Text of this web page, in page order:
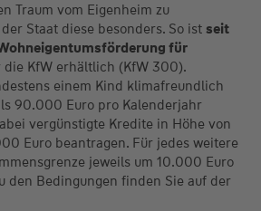
Traum vom Eigenheim zu
Staat diese besonders. So ist seit
für
KfW erhältlich (KfW 300).
einem Kind klimafreundlich
90.000 Euro pro Kalenderjahr
vergünstigte Kredite in Höhe von
Euro beantragen. Für jedes weitere
jeweils um 10.000 Euro
den Bedingungen finden Sie auf der